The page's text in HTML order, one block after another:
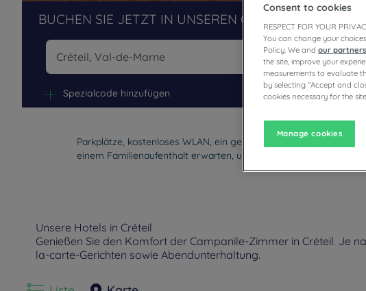
BUCHEN SIE JETZT IN UNSEREN CAMPANILE HOTELS
Navigate
Spezialcode hinzufügen
Parkplätze, kostenloses WLAN, ein geräumiges Restaurant und
einem Familienaufenthalt erwarten, und befinden sich in der
Unsere Hotels in Créteil
Genießen Sie den Komfort der Campanile-Zimmer in Créteil. Je
la-carte-Gerichten sowie Abendunterhaltung.
Consent to cookies
RESPECT FOR YOUR
You can change your
Policy. We and our partners
the site, improve your
measurements to evaluate
by selecting "Accept and
cookies necessary for the
Manage cookies